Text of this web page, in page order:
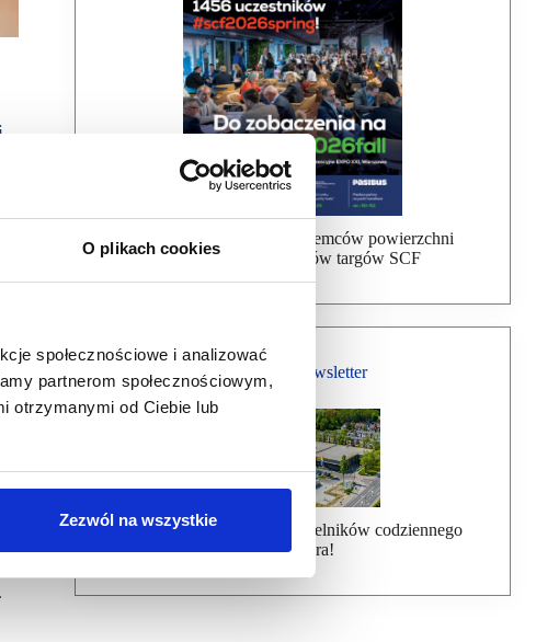
O plikach cookies
społecznościowe i analizować
partnerom społecznościowym,
otrzymanymi od Ciebie lub
Zezwól na wszystkie
Bezpłatna wysyłka dla najemców powierzchni
handlowej, uczestników targów SCF
Bezpłatny Newsletter
Dołącz do ponad 7000 czytelników codziennego
newslettera!